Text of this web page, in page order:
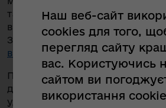
та призначена для зберігання,
відомостей та користування
Закону України
«Про
виборців»
Постійно ведеться робота з
даних. Крім того, не
удосконалення програмного
Наш веб-сайт
cookies для того,
перегляд сайту
вас. Користуючись
сайтом ви
використання